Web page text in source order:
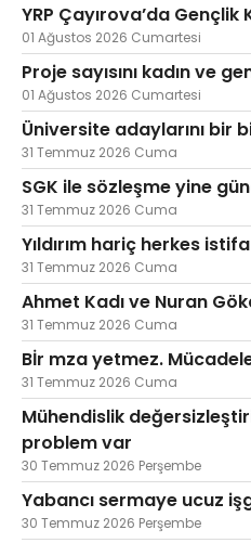
YRP Çayırova’da Gençlik
01 Ağustos 2026 Cumartesi
Proje sayısını kadın ve
01 Ağustos 2026 Cumartesi
Üniversite adaylarını bir
31 Temmuz 2026 Cuma
SGK ile sözleşme yine
31 Temmuz 2026 Cuma
Yıldırım hariç herkes
31 Temmuz 2026 Cuma
Ahmet Kadı ve Nuran
31 Temmuz 2026 Cuma
Bİr mza yetmez.
31 Temmuz 2026 Cuma
Mühendislik
problem var
30 Temmuz 2026 Perşembe
Yabancı sermaye ucuz
30 Temmuz 2026 Perşembe